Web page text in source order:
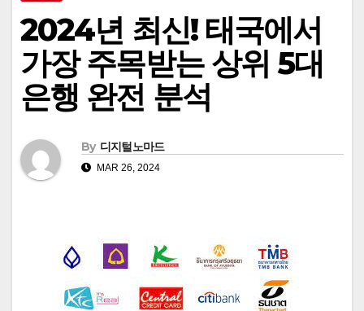
2024년 최신! 태국에서
가장 주목받는 상위 5대
은행 완전 분석
By 디지털노마드
MAR 26, 2024